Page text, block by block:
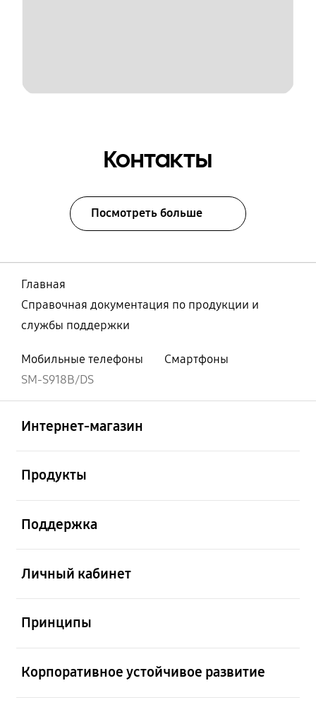
Контакты
Посмотреть больше
Главная
Справочная документация по продукции и
службы поддержки
Мобильные телефоны
Смартфоны
SM-S918B/DS
Интернет-магазин
Продукты
Поддержка
Личный кабинет
Принципы
Корпоративное устойчивое развитие